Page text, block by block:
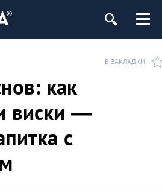
В ЗАКЛАДКИ
как
виски —
с